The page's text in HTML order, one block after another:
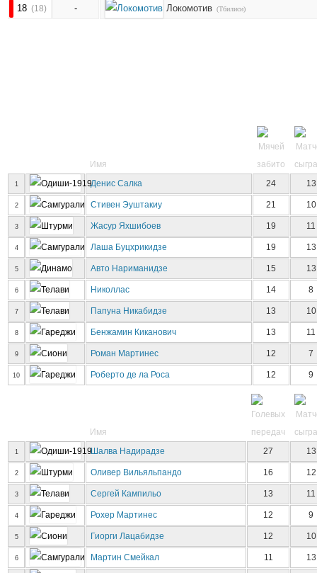
18 (18) - Локомотив (Тбилиси)
Имя
1 Денис Салка 24 13
2 Стивен Эуштакиу 21 10
3 Жасур Яхшибоев 19 11
4 Лаша Буцхрикидзе 19 13
5 Авто Нариманидзе 15 13
6 Николлас 14 8
7 Папуна Никабидзе 13 10
8 Бенжамин Киканович 13 11
9 Роман Мартинес 12 7
10 Роберто де ла Роса 12 9
Имя
1 Шалва Надирадзе 27 13
2 Оливер Вильяльпандо 16 12
3 Сергей Кампильо 13 11
4 Рохер Мартинес 12 9
5 Гиорги Лацабидзе 12 10
6 Мартин Смейкал 11 13